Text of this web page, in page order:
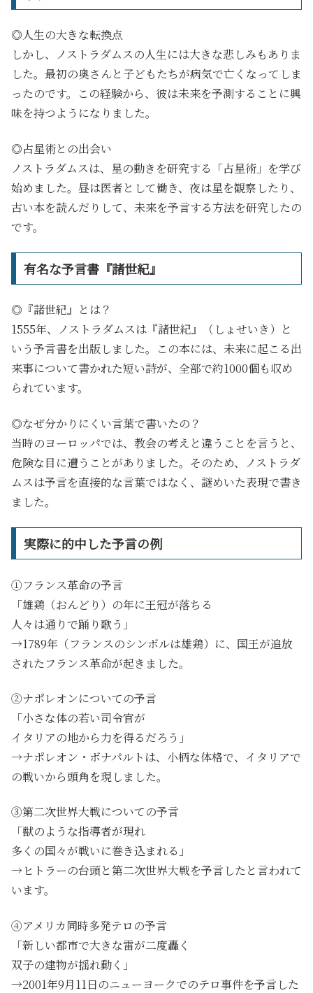
◎人生の大きな転換点
しかし、ノストラダムスの人生には大きな悲しみもありま
した。最初の奥さんと子どもたちが病気で亡くなってしま
ったのです。この経験から、彼は未来を予測することに興
味を持つようになりました。
◎占星術との出会い
ノストラダムスは、星の動きを研究する「占星術」を学び
始めました。昼は医者として働き、夜は星を観察したり、
古い本を読んだりして、未来を予言する方法を研究したの
です。
有名な予言書『諸世紀』
◎『諸世紀』とは？
1555年、ノストラダムスは『諸世紀』（しょせいき）と
いう予言書を出版しました。この本には、未来に起こる出
来事について書かれた短い詩が、全部で約1000個も収め
られています。
◎なぜ分かりにくい言葉で書いたの？
当時のヨーロッパでは、教会の考えと違うことを言うと、
危険な目に遭うことがありました。そのため、ノストラダ
ムスは予言を直接的な言葉ではなく、謎めいた表現で書き
ました。
実際に的中した予言の例
①フランス革命の予言
「雄鶏（おんどり）の年に王冠が落ちる
人々は通りで踊り歌う」
→1789年（フランスのシンボルは雄鶏）に、国王が追放
されたフランス革命が起きました。
②ナポレオンについての予言
「小さな体の若い司令官が
イタリアの地から力を得るだろう」
→ナポレオン・ボナパルトは、小柄な体格で、イタリアで
の戦いから頭角を現しました。
③第二次世界大戦についての予言
「獣のような指導者が現れ
多くの国々が戦いに巻き込まれる」
→ヒトラーの台頭と第二次世界大戦を予言したと言われて
います。
④アメリカ同時多発テロの予言
「新しい都市で大きな雷が二度轟く
双子の建物が揺れ動く」
→2001年9月11日のニューヨークでのテロ事件を予言した